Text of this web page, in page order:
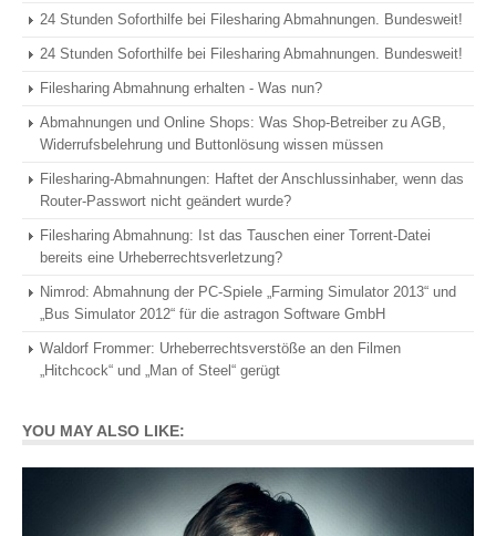
24 Stunden Soforthilfe bei Filesharing Abmahnungen. Bundesweit!
24 Stunden Soforthilfe bei Filesharing Abmahnungen. Bundesweit!
Filesharing Abmahnung erhalten - Was nun?
Abmahnungen und Online Shops: Was Shop-Betreiber zu AGB,
Widerrufsbelehrung und Buttonlösung wissen müssen
Filesharing-Abmahnungen: Haftet der Anschlussinhaber, wenn das
Router-Passwort nicht geändert wurde?
Filesharing Abmahnung: Ist das Tauschen einer Torrent-Datei
bereits eine Urheberrechtsverletzung?
Nimrod: Abmahnung der PC-Spiele „Farming Simulator 2013“ und
„Bus Simulator 2012“ für die astragon Software GmbH
Waldorf Frommer: Urheberrechtsverstöße an den Filmen
„Hitchcock“ und „Man of Steel“ gerügt
YOU MAY ALSO LIKE: